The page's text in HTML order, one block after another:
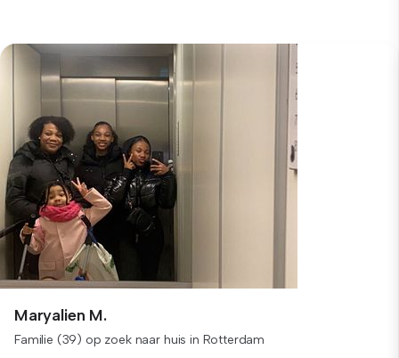
Maryalien M.
Familie (39) op zoek naar huis in Rotterdam